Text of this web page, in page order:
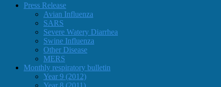
Press Release
Avian Influenza
SARS
Severe Watery Diarrhea
Swine Influenza
Other Disease
MERS
Monthly respiratory bulletin
Year 9 (2012)
Year 8 (2011)